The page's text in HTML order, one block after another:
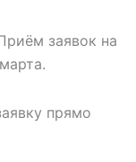
заявок на
прямо